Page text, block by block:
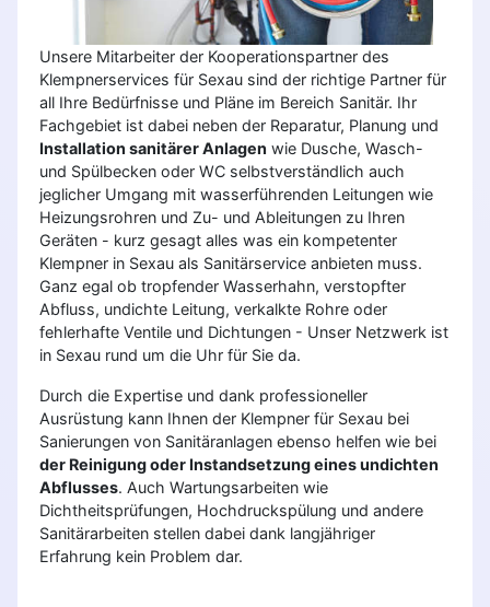
Unsere Mitarbeiter der Kooperationspartner des
Klempnerservices für Sexau sind der richtige Partner für
all Ihre Bedürfnisse und Pläne im Bereich Sanitär. Ihr
Fachgebiet ist dabei neben der Reparatur, Planung und
Installation sanitärer Anlagen wie Dusche, Wasch-
und Spülbecken oder WC selbstverständlich auch
jeglicher Umgang mit wasserführenden Leitungen wie
Heizungsrohren und Zu- und Ableitungen zu Ihren
Geräten - kurz gesagt alles was ein kompetenter
Klempner in Sexau als Sanitärservice anbieten muss.
Ganz egal ob tropfender Wasserhahn, verstopfter
Abfluss, undichte Leitung, verkalkte Rohre oder
fehlerhafte Ventile und Dichtungen - Unser Netzwerk ist
in Sexau rund um die Uhr für Sie da.
Durch die Expertise und dank professioneller
Ausrüstung kann Ihnen der Klempner für Sexau bei
Sanierungen von Sanitäranlagen ebenso helfen wie bei
der Reinigung oder Instandsetzung eines undichten
Abflusses. Auch Wartungsarbeiten wie
Dichtheitsprüfungen, Hochdruckspülung und andere
Sanitärarbeiten stellen dabei dank langjähriger
Erfahrung kein Problem dar.